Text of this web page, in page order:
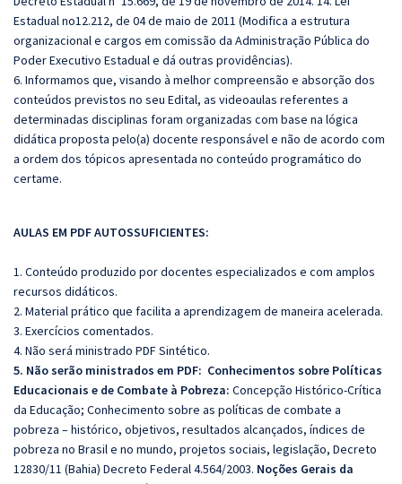
Estadual no12.212, de 04 de maio de 2011 (Modifica a estrutura
organizacional e cargos em comissão da Administração Pública do
Poder Executivo Estadual e dá outras providências).
6. Informamos que, visando à melhor compreensão e absorção dos
conteúdos previstos no seu Edital, as videoaulas referentes a
determinadas disciplinas foram organizadas com base na lógica
didática proposta pelo(a) docente responsável e não de acordo com
a ordem dos tópicos apresentada no conteúdo programático do
certame.
AULAS EM PDF AUTOSSUFICIENTES:
1. Conteúdo produzido por docentes especializados e com amplos
recursos didáticos.
2. Material prático que facilita a aprendizagem de maneira acelerada.
3. Exercícios comentados.
4. Não será ministrado PDF Sintético.
5. Não serão ministrados em PDF: Conhecimentos sobre Políticas
Educacionais e de Combate à Pobreza: Concepção Histórico-Crítica
da Educação; Conhecimento sobre as políticas de combate a
pobreza – histórico, objetivos, resultados alcançados, índices de
pobreza no Brasil e no mundo, projetos sociais, legislação, Decreto
12830/11 (Bahia) Decreto Federal 4.564/2003. Noções Gerais da